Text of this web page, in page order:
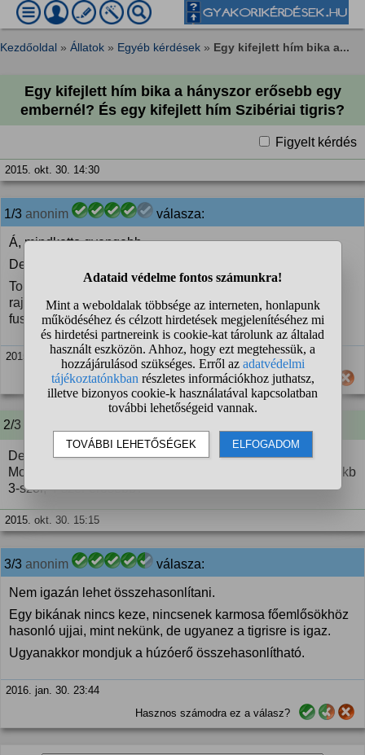
Kezdőoldal » Állatok » Egyéb kérdések » Egy kifejlett hím bika a...
Egy kifejlett hím bika a hányszor erősebb egy
embernél? És egy kifejlett hím Szibériai tigris?
Figyelt kérdés
2015. okt. 30. 14:30
1/3 anonim válasza:
Á, mindketto gyengebb...
Definie: erosebb
Tobbet huznak el, magasabbra ugranak, tobb sulyt lehet
rajuk pakolni, tobbet nyomnak fekve, vagy babhoz adva
fuszernek?
2015. okt. 30. 14:47
Hasznos számodra ez a válasz?
2/3 A kérdező kommentje:
De mégis mennyivel erősebb egy bika egy embernél?
Mondjuk egy ilyen 1 tonnás bikához képest egy embernél kb
3-szor, 4-szer erősebb?
2015. okt. 30. 15:15
3/3 anonim válasza:
Nem igazán lehet összehasonlítani.
Egy bikának nincs keze, nincsenek karmosa főemlősökhöz
hasonló ujjai, mint nekünk, de ugyanez a tigrisre is igaz.
Ugyanakkor mondjuk a húzóerő összehasonlítható.
2016. jan. 30. 23:44
Hasznos számodra ez a válasz?